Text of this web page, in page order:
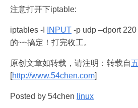
注意打开下iptable:
iptables -I INPUT -p udp –dport
的~~搞定！打完收工。
原创文章如转载，请注明：转载自
[http://www.54chen.com]
Posted by 54chen linux